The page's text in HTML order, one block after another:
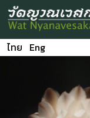
ไทย Eng